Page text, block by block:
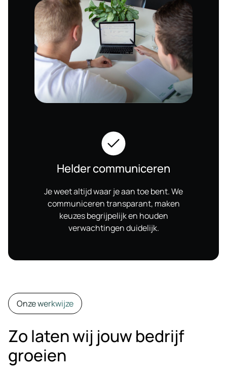
Helder communiceren
Je weet altijd waar je aan toe bent. We
communiceren transparant, maken
keuzes begrijpelijk en houden
verwachtingen duidelijk.
Onze werkwijze
Zo laten wij jouw bedrijf
groeien